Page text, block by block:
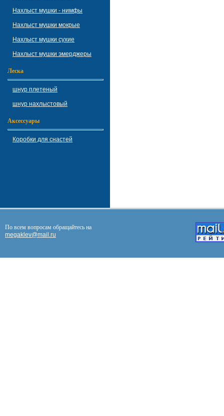
Нахлыст мушки - нимфы
Нахлыст мушки мокрые
Нахлыст мушки сухие
Нахлыст мушки эмерджеры
Леска
шнур плетеный
шнур нахлыстовый
Аксессуары
Коробки для снастей
По всем вопросам обращайтесь на
megaklev@mail.ru